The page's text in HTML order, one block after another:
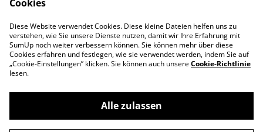
Kontaktieren Sie uns
Rechtliche
Bestimmungen
Datenschutzbestimm
ungen von SumUp
Cookie-Richtlinie
©2026Hillsong Church Germany Store
Cookies
Diese Website verwendet Cookies. Diese kleine Dateien helfen uns zu
verstehen, wie Sie unsere Dienste nutzen, damit wir Ihre Erfahrung mit
SumUp noch weiter verbessern können. Sie können mehr über diese
Cookies erfahren und festlegen, wie sie verwendet werden, indem Sie auf
„Cookie-Einstellungen” klicken. Sie können auch unsereCookie-Richtlinie
lesen.
Alle zulassen